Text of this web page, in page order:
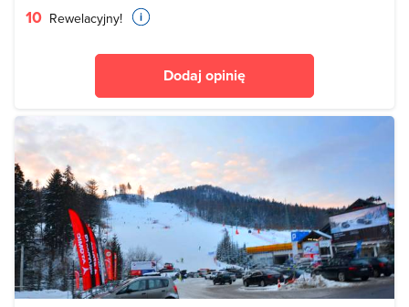
10 Rewelacyjny!
Dodaj opinię